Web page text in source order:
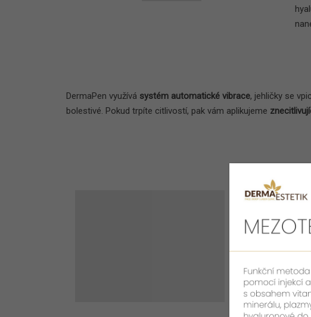
DermaPen využívá systém automatické vibrace, jehličky se
bolestivé. Pokud trpíte citlivostí, pak vám aplikujeme